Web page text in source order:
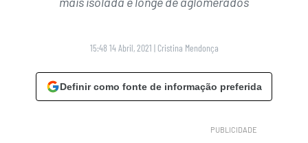
15:48 14 Abril, 2021 | Cristina Mendonça
Definir como fonte de informação preferida